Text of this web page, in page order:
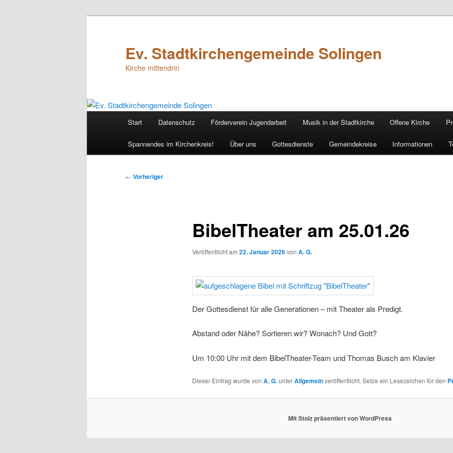
Ev. Stadtkirchengemeinde Solingen
Kirche mittendrin
Start Datenschutz Förderverein Jugendarbeit Musik in der Stadtkirche Offene Kirche
Spannendes im Kirchenkreis! Über uns Gottesdienste Gemeindekreise Informationen
Beitragsnavigation
← Vorheriger
BibelTheater am 25.01.26
Veröffentlicht am 22. Januar 2026von A. G.
Der Gottesdienst für alle Generationen – mit Theater als Predigt.
Abstand oder Nähe? Sortieren wir? Wonach? Und Gott?
Um 10:00 Uhr mit dem BibelTheater-Team und Thomas Busch am Klavier
Dieser Eintrag wurde von A. G.unterAllgemeinveröffentlicht. Setze ein Lesezeichen für den
Mit Stolz präsentiert von WordPress